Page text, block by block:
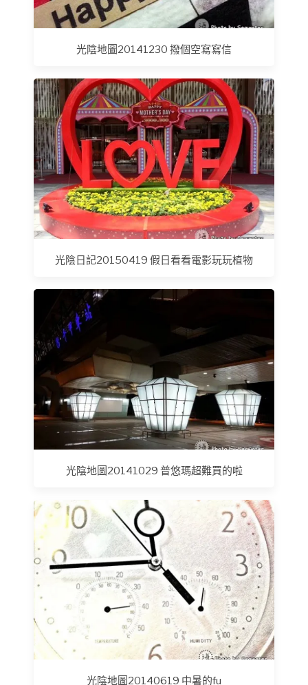
光陰地圖20141230 撥個空寫寫信
光陰日記20150419 假日看看電影玩玩植物
光陰地圖20141029 普悠瑪超難買的啦
光陰地圖20140619 中暑的fu